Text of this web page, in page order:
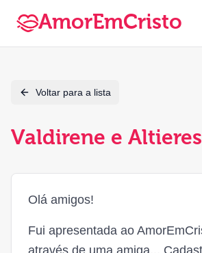
AmorEmCristo
Voltar para a lista
Valdirene e Altieres
Olá amigos!
Fui apresentada ao
através de uma amiga...